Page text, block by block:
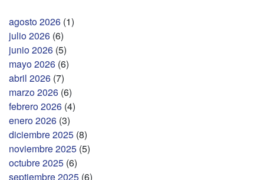
agosto 2026 (1)
julio 2026 (6)
junio 2026 (5)
mayo 2026 (6)
abril 2026 (7)
marzo 2026 (6)
febrero 2026 (4)
enero 2026 (3)
diciembre 2025 (8)
noviembre 2025 (5)
octubre 2025 (6)
septiembre 2025 (6)